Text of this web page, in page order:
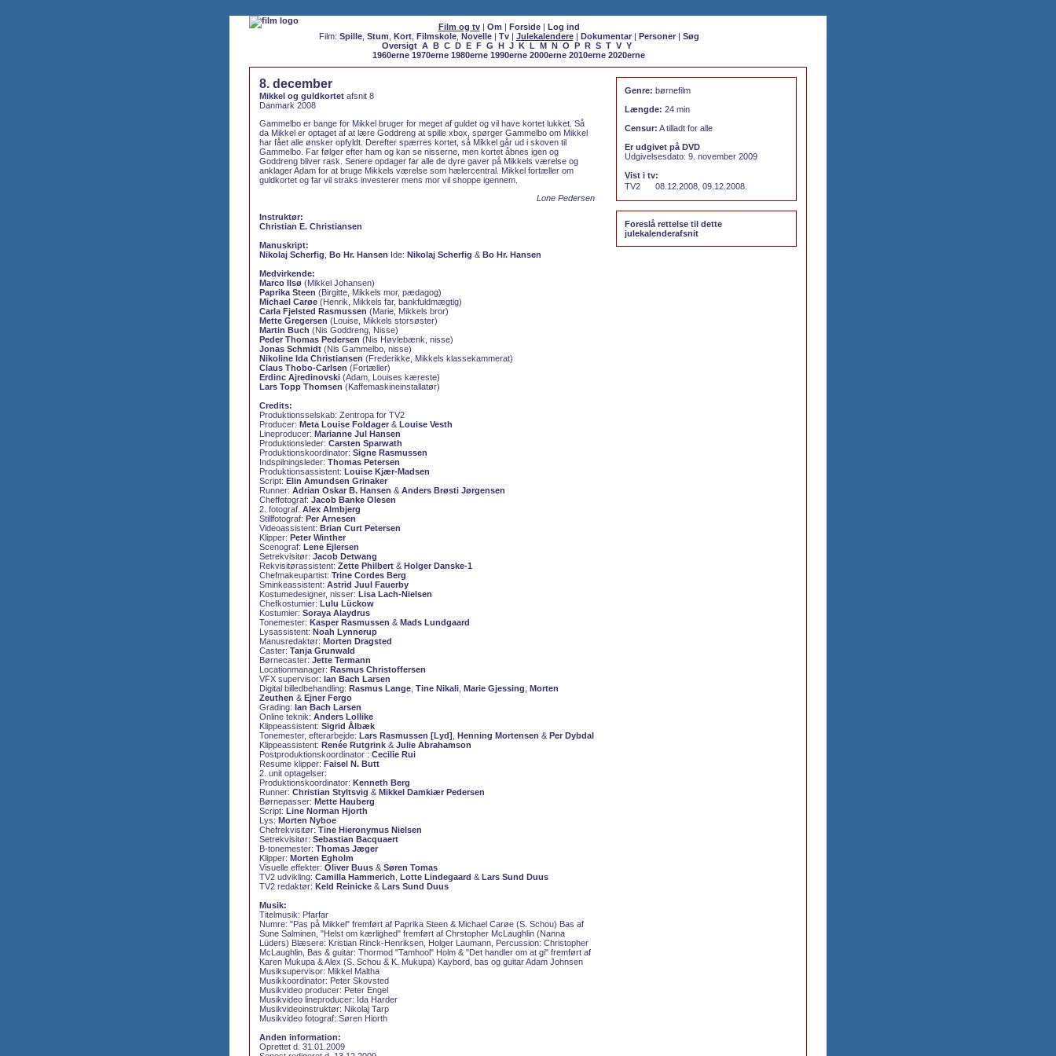
Film og tv| Om | Forside| Log ind
Film: Spille, Stum Kort, Filmskole, Novelle| Tv| Julekalendere| Dokumentar| Personer| Søg
Oversigt A B C D E F G H J K L M N O P R S T V Y
1960erne 1970erne 1980erne 1990erne 2000erne 2010erne 2020erne
8. december
Mikkel og guldkortet afsnit 8
Danmark 2008
Gammelbo er bange for Mikkel bruger for meget af guldet og vil have kortet lukket. Så
da Mikkel er optaget af at lære Goddreng at spille xbox, spørger Gammelbo om Mikkel
har fået alle ønsker opfyldt. Derefter spærres kortet, så Mikkel går ud i skoven til
Gammelbo. Far følger efter ham og kan se nisserne, men kortet åbnes igen og
Goddreng bliver rask. Senere opdager far alle de dyre gaver på Mikkels værelse og
anklager Adam for at bruge Mikkels værelse som hælercentral. Mikkel fortæller om
guldkortet og far vil straks investerer mens mor vil shoppe igennem.
Lone Pedersen
Instruktør:
Christian E. Christiansen
Manuskript:
Nikolaj Scherfig Bo Hr. Hansen Ide: Nikolaj Scherfig & Bo Hr. Hansen
Medvirkende:
Marco Ilsø (Mikkel Johansen)
Paprika Steen (Birgitte, Mikkels mor, pædagog)
Michael Carøe (Henrik, Mikkels far, bankfuldmægtig)
Carla Fjelsted Rasmussen (Marie, Mikkels bror)
Mette Gregersen (Louise, Mikkels storsøster)
Martin Buch (Nis Goddreng, Nisse)
Peder Thomas Pedersen (Nis Høvlebænk, nisse)
Jonas Schmidt (Nis Gammelbo, nisse)
Nikoline Ida Christiansen (Frederikke, Mikkels klassekammerat)
Claus Thobo-Carlsen (Fortæller)
Erdinc Ajredinovski (Adam, Louises kæreste)
Lars Topp Thomsen (Kaffemaskineinstallatør)
Credits:
Produktionsselskab: Zentropa for TV2
Producer: Meta Louise Foldager & Louise Vesth
Lineproducer: Marianne Jul Hansen
Produktionsleder: Carsten Sparwath
Produktionskoordinator: Signe Rasmussen
Indspilningsleder: Thomas Petersen
Produktionsassistent: Louise Kjær-Madsen
Script: Elin Amundsen Grinaker
Runner: Adrian Oskar B. Hansen & Anders Brøsti Jørgensen
Cheffotograf: Jacob Banke Olesen
2. fotograf. Alex Almbjerg
Stillfotograf: Per Arnesen
Videoassistent: Brian Curt Petersen
Klipper: Peter Winther
Scenograf: Lene Ejlersen
Setrekvisitør: Jacob Detwang
Rekvisitørassistent: Zette Philbert & Holger Danske-1
Chefmakeupartist: Trine Cordes Berg
Sminkeassistent: Astrid Juul Fauerby
Kostumedesigner, nisser: Lisa Lach-Nielsen
Chefkostumier: Lulu Lückow
Kostumier: Soraya Alaydrus
Tonemester: Kasper Rasmussen & Mads Lundgaard
Lysassistent: Noah Lynnerup
Manusredaktør: Morten Dragsted
Caster: Tanja Grunwald
Børnecaster: Jette Termann
Locationmanager: Rasmus Christoffersen
VFX supervisor: Ian Bach Larsen
Digital billedbehandling: Rasmus Lange Tine Nikali Marie Gjessing Morten
Zeuthen & Ejner Fergo
Grading: Ian Bach Larsen
Online teknik: Anders Lollike
Klippeassistent: Sigrid Ålbæk
Tonemester, efterarbejde: Lars Rasmussen [Lyd] Henning Mortensen & Per Dybdal
Klippeassistent: Renée Rutgrink & Julie Abrahamson
Postproduktionskoordinator : Cecilie Rui
Resume klipper: Faisel N. Butt
2. unit optagelser:
Produktionskoordinator: Kenneth Berg
Runner: Christian Styltsvig & Mikkel Damkiær Pedersen
Børnepasser: Mette Hauberg
Script: Line Norman Hjorth
Lys: Morten Nyboe
Chefrekvisitør: Tine Hieronymus Nielsen
Setrekvisitør: Sebastian Bacquaert
B-tonemester: Thomas Jæger
Klipper: Morten Egholm
Visuelle effekter: Oliver Buus & Søren Tomas
TV2 udvikling: Camilla Hammerich Lotte Lindegaard & Lars Sund Duus
TV2 redaktør: Keld Reinicke & Lars Sund Duus
Musik:
Titelmusik: Pfarfar
Numre: "Pas på Mikkel" fremført af Paprika Steen & Michael Carøe (S. Schou) Bas af
Sune Salminen, "Helst om kærlighed" fremført af Chrstopher McLaughlin (Nanna
Lüders) Blæsere: Kristian Rinck-Henriksen, Holger Laumann, Percussion: Christopher
McLaughlin, Bas & guitar: Thormod "Tamhool" Holm & "Det handler om at gi" fremført af
Karen Mukupa & Alex (S. Schou & K. Mukupa) Kaybord, bas og guitar Adam Johnsen
Musiksupervisor: Mikkel Maltha
Musikkoordinator: Peter Skovsted
Musikvideo producer: Peter Engel
Musikvideo lineproducer: Ida Harder
Musikvideoinstruktør: Nikolaj Tarp
Musikvideo fotograf: Søren Hiorth
Anden information:
Oprettet d. 31.01.2009
Genre: børnefilm
Længde: 24 min
Censur: A tilladt for alle
Er udgivet på DVD
Udgivelsesdato: 9. november 2009
Vist i tv:
TV2
08.12.2008, 09.12.2008.
Foreslå rettelse til dette
julekalenderafsnit